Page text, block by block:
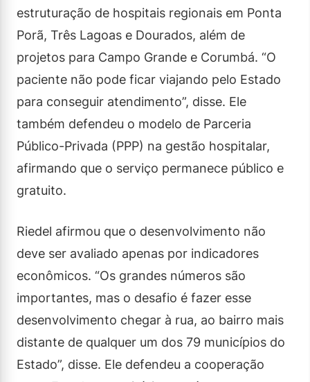
estruturação de hospitais regionais em Ponta
Porã, Três Lagoas e Dourados, além de
projetos para Campo Grande e Corumbá. “O
paciente não pode ficar viajando pelo Estado
para conseguir atendimento”, disse. Ele
também defendeu o modelo de Parceria
Público-Privada (PPP) na gestão hospitalar,
afirmando que o serviço permanece público e
gratuito.
Riedel afirmou que o desenvolvimento não
deve ser avaliado apenas por indicadores
econômicos. “Os grandes números são
importantes, mas o desafio é fazer esse
desenvolvimento chegar à rua, ao bairro mais
distante de qualquer um dos 79 municípios do
Estado”, disse. Ele defendeu a cooperação